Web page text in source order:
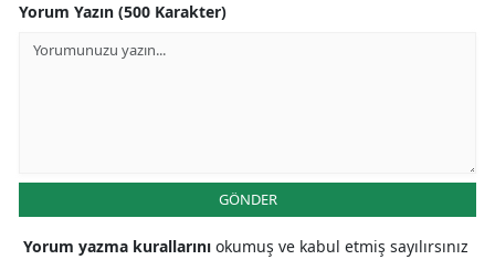
Yorum Yazın (500 Karakter)
GÖNDER
Yorum yazma kurallarını okumuş ve kabul etmiş sayılırsınız